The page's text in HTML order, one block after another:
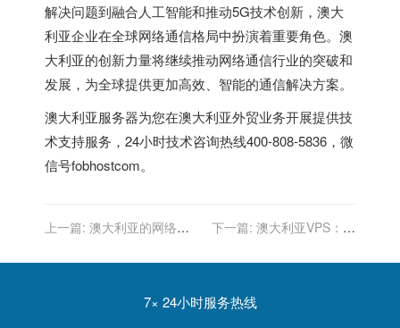
解决问题到融合人工智能和推动5G技术创新，澳大
利亚企业在全球网络通信格局中扮演着重要角色。澳
大利亚的创新力量将继续推动网络通信行业的突破和
发展，为全球提供更加高效、智能的通信解决方案。
澳大利亚服务器为您在澳大利亚外贸业务开展提供技
术支持服务，24小时技术咨询热线400-808-5836，微
信号fobhostcom。
上一篇: 澳大利亚的网络普
下一篇: 澳大利亚VPS：高
7× 24小时服务热线